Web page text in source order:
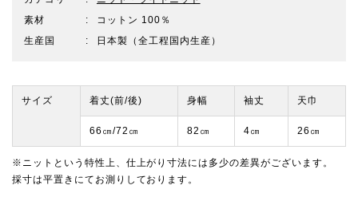
素材
コットン 100％
生産国
日本製（全工程国内生産）
サイズ 着丈(前/後) 身幅 袖丈 天巾
66㎝/72㎝ 82㎝ 4㎝ 26㎝
※ニットという特性上、仕上がり寸法には多少の差異がございます。
採寸は平置きにてお測りしております。